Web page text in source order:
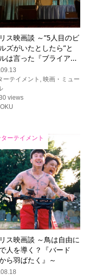
ス映画談 ～”5人目のビ
ズがいたとしたら”と
は言った『ブライア...
ーテイメント , 映画・ミュー
views
ーテイメント
ス映画談 ～鳥は自由に
人を導く？『バード
ら羽ばたく』～